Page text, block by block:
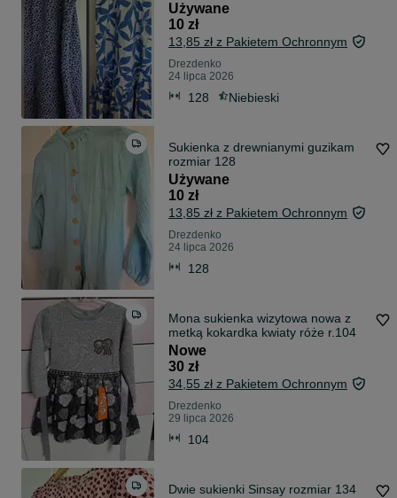
Używane
10 zł
13,85 zł z Pakietem Ochronnym
Drezdenko
24 lipca 2026
128 Niebieski
Sukienka z drewnianymi guzikam
rozmiar 128
Używane
10 zł
13,85 zł z Pakietem Ochronnym
Drezdenko
24 lipca 2026
128
Mona sukienka wizytowa nowa z
metką kokardka kwiaty róże r.104
Nowe
30 zł
34,55 zł z Pakietem Ochronnym
Drezdenko
29 lipca 2026
104
Dwie sukienki Sinsay rozmiar 134